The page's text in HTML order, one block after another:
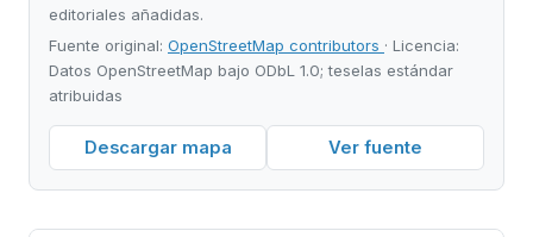
editoriales añadidas.
Fuente original: OpenStreetMap contributors · Licencia:
Datos OpenStreetMap bajo ODbL 1.0; teselas estándar
atribuidas
Descargar mapa Ver fuente